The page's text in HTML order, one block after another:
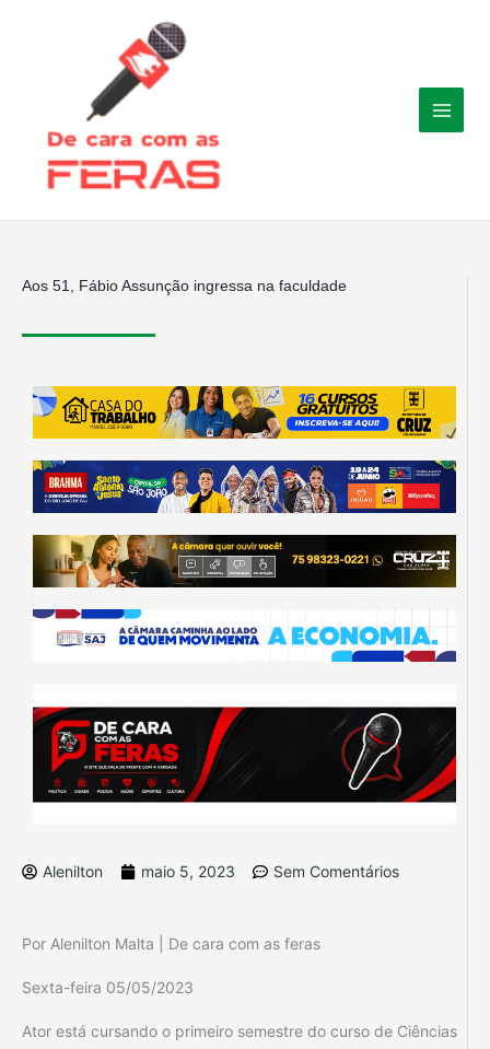
Aos 51, Fábio Assunção ingressa na faculdade
Alenilton maio 5, 2023 Sem Comentários
Por Alenilton Malta | De cara com as feras
Sexta-feira 05/05/2023
Ator está cursando o primeiro semestre do curso de Ciências